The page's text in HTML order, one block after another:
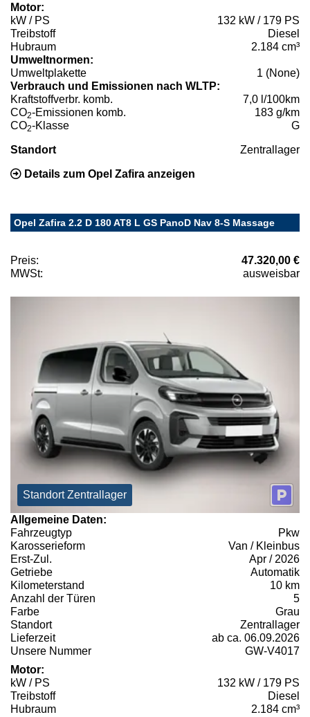
Motor:
kW / PS
132 kW / 179 PS
Treibstoff
Diesel
Hubraum
2.184 cm³
Umweltnormen:
Umweltplakette
1 (None)
Verbrauch und Emissionen nach WLTP:
Kraftstoffverbr. komb.
7,0 l/100km
CO2-Emissionen komb.
183 g/km
CO2-Klasse G
Standort Zentrallager
Details zum Opel Zafira anzeigen
Opel Zafira 2.2 D 180 AT8 L GS PanoD Nav 8-S Massage
Preis:
47.320,00 €
MWSt:
ausweisbar
Standort Zentrallager
Allgemeine Daten:
Fahrzeugtyp
Pkw
Karosserieform
Van / Kleinbus
Erst-Zul.
Apr / 2026
Getriebe
Automatik
Kilometerstand
10 km
Anzahl der Türen
5
Farbe
Grau
Standort
Zentrallager
Lieferzeit
ab ca. 06.09.2026
Unsere Nummer
GW-V4017
Motor:
kW / PS
132 kW / 179 PS
Treibstoff
Diesel
Hubraum
2.184 cm³